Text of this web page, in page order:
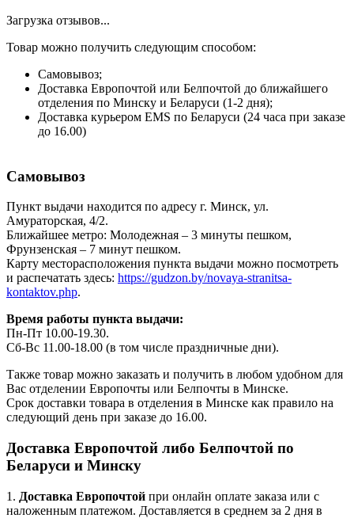
Загрузка отзывов...
Товар можно получить следующим способом:
Самовывоз;
Доставка Европочтой или Белпочтой до ближайшего
отделения по Минску и Беларуси (1-2 дня);
Доставка курьером EMS по Беларуси (24 часа при заказе
до 16.00)
Самовывоз
Пункт выдачи находится по адресу г. Минск, ул.
Амураторская, 4/2.
Ближайшее метро: Молодежная – 3 минуты пешком,
Фрунзенская – 7 минут пешком.
Карту месторасположения пункта выдачи можно посмотреть
и распечатать здесь: https://gudzon.by/novaya-stranitsa-
kontaktov.php.
Время работы пункта выдачи:
Пн-Пт 10.00-19.30.
Сб-Вс 11.00-18.00 (в том числе праздничные дни).
Также товар можно заказать и получить в любом удобном для
Вас отделении Европочты или Белпочты в Минске.
Срок доставки товара в отделения в Минске как правило на
следующий день при заказе до 16.00.
Доставка Европочтой либо Белпочтой по
Беларуси и Минску
1. Доставка Европочтой при онлайн оплате заказа или с
наложенным платежом. Доставляется в среднем за 2 дня в